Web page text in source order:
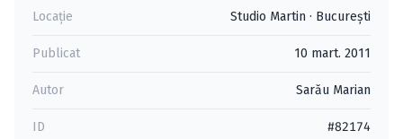
Locație Studio Martin · Bucureşti
Publicat 10 mart. 2011
Autor Sarău Marian
ID #82174